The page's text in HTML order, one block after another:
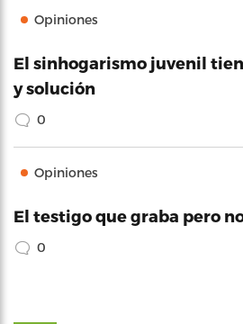
Opiniones
El sinhogarismo juvenil
y solución
0
Opiniones
El testigo que graba pero
0